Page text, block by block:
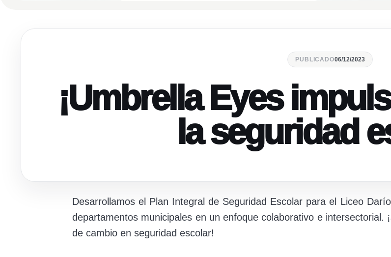
PUBLICADO06/12/2023
¡Umbrella Eyes
la seguridad
Desarrollamos el Plan Integral de Seguridad Escolar para el Liceo
departamentos municipales en un enfoque colaborativo e
de cambio en seguridad escolar!